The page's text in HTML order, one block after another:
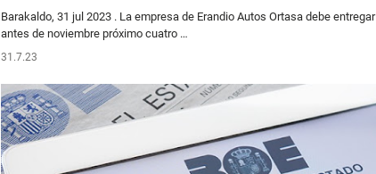
Barakaldo, 31 jul 2023 . La empresa de Erandio Autos Ortasa debe entregar
antes de noviembre próximo cuatro …
31.7.23